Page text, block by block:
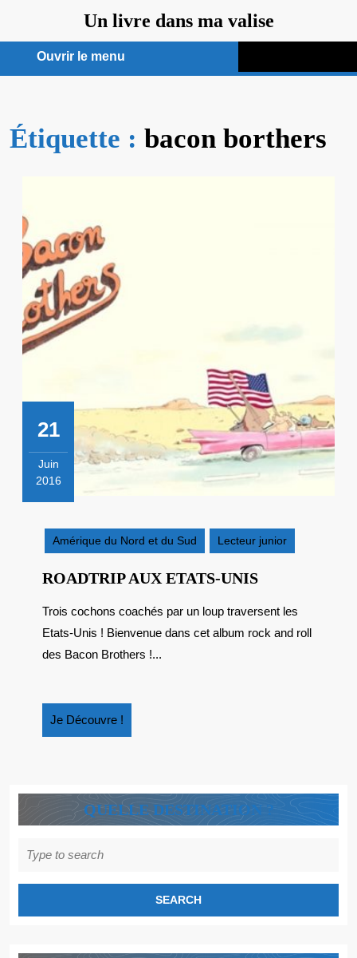
contenu
Un livre dans ma valise
Ouvrir le menu
menu
Étiquette : bacon borthers
21
Juin
2016
2016
Amérique du Nord et du Sud
Lecteur junior
ROADTRIP AUX ETATS-UNISROADTRIP
ETATS-
UNIS
Trois cochons coachés par un loup traversent les
Etats-Unis ! Bienvenue dans cet album rock and roll
des Bacon Brothers !...
Je Découvre !
Découvre
QUELLE DESTINATION ?
for: